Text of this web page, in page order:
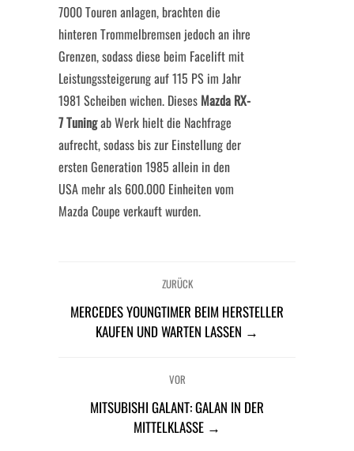
7000 Touren anlagen, brachten die
hinteren Trommelbremsen jedoch an ihre
Grenzen, sodass diese beim Facelift mit
Leistungssteigerung auf 115 PS im Jahr
1981 Scheiben wichen. Dieses Mazda RX-
7 Tuningab Werk hielt die Nachfrage
aufrecht, sodass bis zur Einstellung der
ersten Generation 1985 allein in den
USA mehr als 600.000 Einheiten vom
Mazda Coupe verkauft wurden.
ZURÜCK
MERCEDES YOUNGTIMER BEIM HERSTELLER
KAUFEN UND WARTEN LASSEN →
VOR
MITSUBISHI GALANT: GALAN IN DER
MITTELKLASSE →